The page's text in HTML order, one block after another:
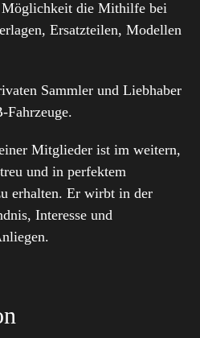
Möglichkeit die Mithilfe bei
Ersatzteilen, Modellen
Sammler und Liebhaber
Mitglieder ist im weitern,
und in perfektem
erhalten. Er wirbt in der
Interesse und